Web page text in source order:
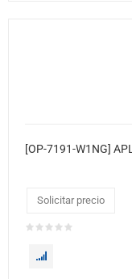
Solicitar precio